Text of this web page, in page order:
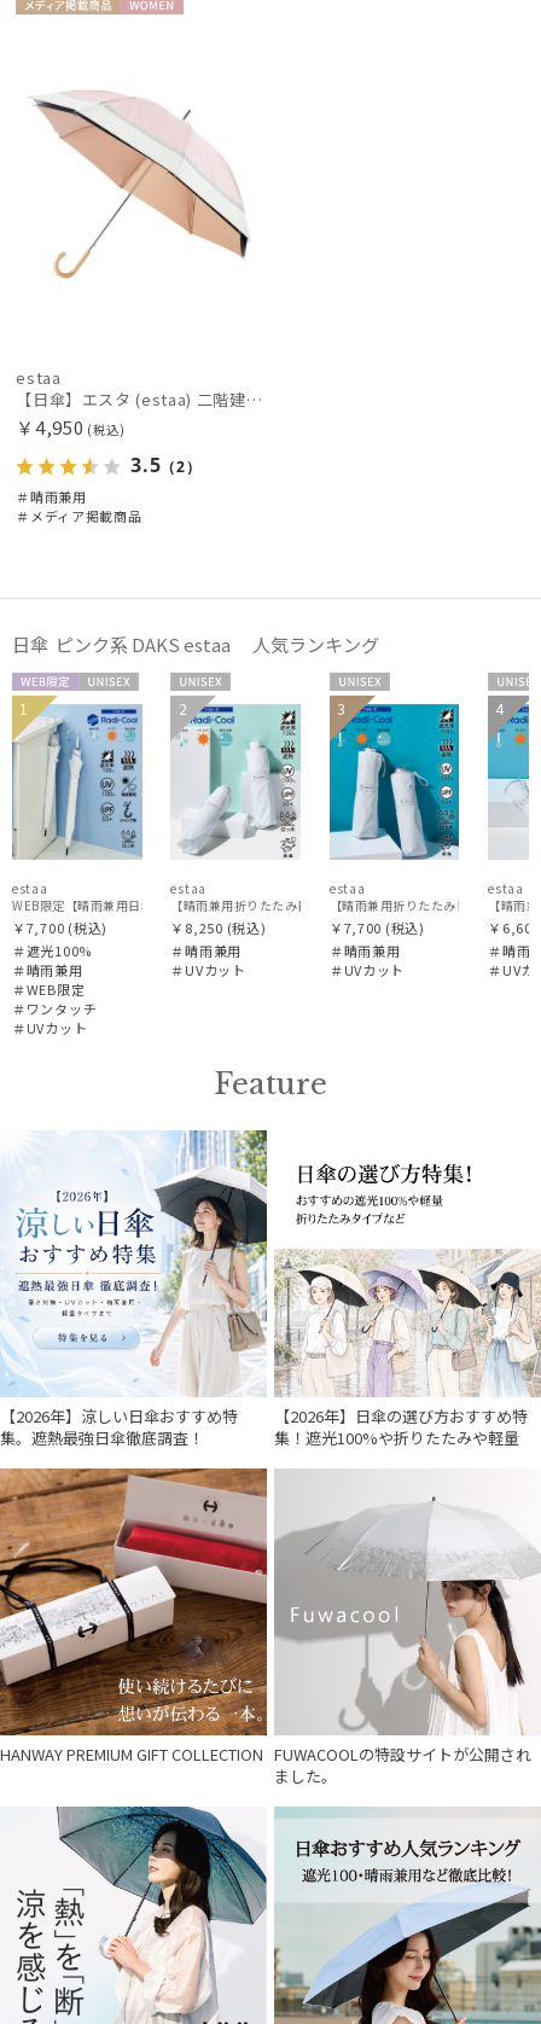
estaa
【日傘】エスタ (estaa) 二階建て 断熱 バイカラーグログラン UV100 遮光100 晴雨兼用
￥4,950 (税込)
3.5 （2）
＃晴雨兼用
＃メディア掲載商品
日傘 ピンク系 DAKS estaa 人気ランキング
WEB限
定
UNISE
X
1
estaa
WEB限定【晴雨兼用日傘】エスタ(estaa)REIKYAKUパラソル 55㎝ ラディクール 遮光100
￥7,700 (税込)
＃遮光100%
＃晴雨兼用
＃WEB限定
＃ワンタッチ
＃UVカット
UNISE
X
2
estaa
【晴雨兼用折りたたみ日傘】エスタ(estaa)REIKYAKUパラソ
￥8,250 (税込)
＃晴雨兼用
＃UVカット
UNISE
X
3
estaa
【晴雨兼用折りたたみ日傘】エス
￥7,700 (税込)
＃晴雨兼用
＃UVカット
UNISE
X
4
estaa
【晴雨
￥6,600
＃晴雨
＃UVカ
Feature
【2026年】涼しい日傘おすすめ特
集。遮熱最強日傘徹底調査！
【2026年】日傘の選び方おすすめ特
集！遮光100%や折りたたみや軽量
HANWAY PREMIUM GIFT COLLECTION FUWACOOLの特設サイトが公開され
ました。